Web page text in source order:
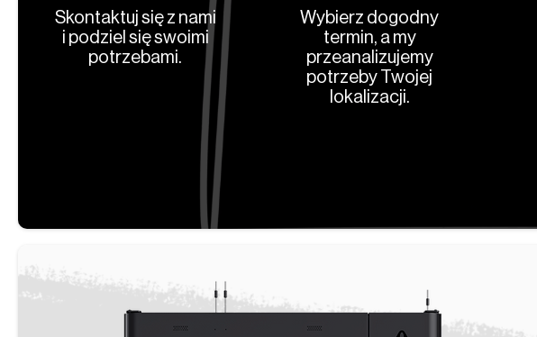
Skontaktuj się z nami
i podziel się swoimi
potrzebami.
Wybierz dogodny
termin, a my
przeanalizujemy
potrzeby Twojej
lokalizacji.